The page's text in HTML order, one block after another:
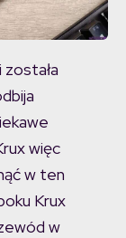
więc
w ten
Krux
w